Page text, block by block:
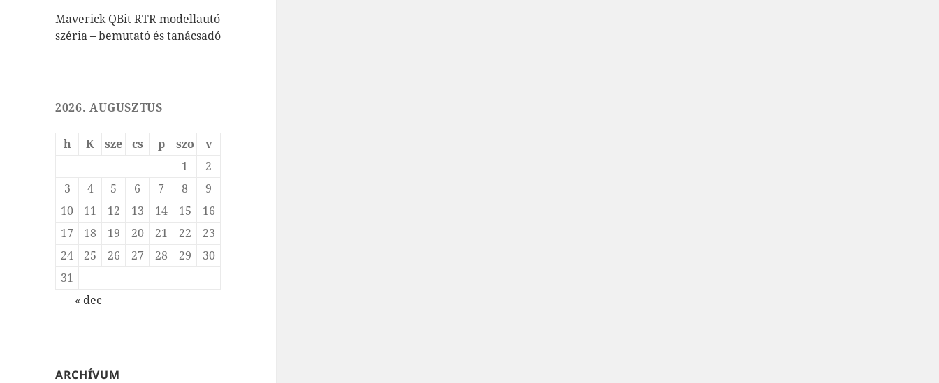
Maverick QBit RTR modellautó
széria – bemutató és tanácsadó
2026. AUGUSZTUS
h K sze cs p szo
v
1
2
3
4 5 6 7 8
9
10
11 12 13 14 15
16
17
18 19 20 21 22
23
24
25 26 27 28 29
30
31
« dec
ARCHÍVUM